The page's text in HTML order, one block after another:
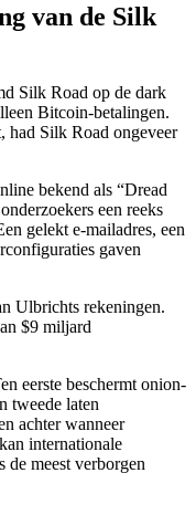
van de Silk
Silk Road op de dark
Bitcoin-betalingen.
had Silk Road ongeveer
bekend als “Dread
een reeks
gelekt e-mailadres, een
gaven
Ulbrichts rekeningen.
$9 miljard
eerste beschermt onion-
tweede laten
achter wanneer
internationale
de meest verborgen